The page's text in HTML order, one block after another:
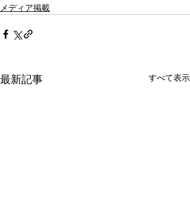
メディア掲載
最新記事 すべて表示